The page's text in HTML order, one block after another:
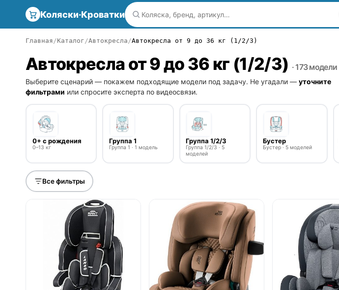
Коляски·Кроватки
Главная Каталог Автокресла Автокресла от 9 до 36 кг (1/2/3)
Автокресла от 9 до 36 кг (1/2/3) · 173 модели
Выберите сценарий — покажем подходящие модели под задачу. Не угадали — уточните
фильтрами или спросите эксперта по видеосвязи.
0+ с рождения
0–13 кг
Группа 1
Группа 1 · 1 модель
Группа 1/2/3
Группа 1/2/3 · 5
моделей
Бустер
Бустер · 5 моделей
Все фильтры
● в наличии